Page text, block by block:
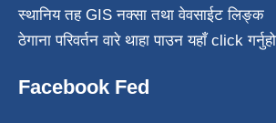
स्थानिय तह GIS नक्सा तथा वेवसाईट लिङ्क
ठेगाना परिवर्तन वारे थाहा पाउन यहाँ click
Facebook Fed